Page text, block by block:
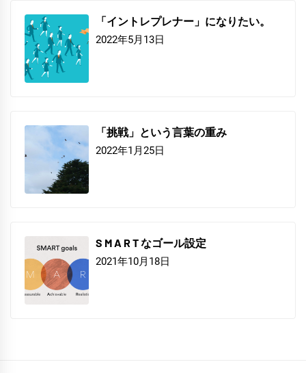
「イントレプレナー」になりたい。
2022年5月13日
「挑戦」という言葉の重み
2022年1月25日
S M A R T なゴール設定
2021年10月18日